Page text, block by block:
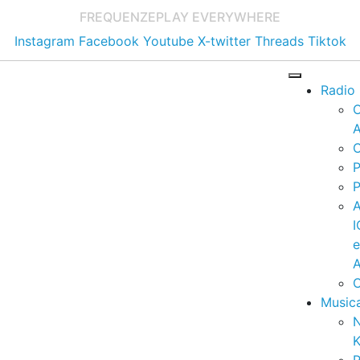
FREQUENZEPLAY EVERYWHERE
Instagram Facebook Youtube X-twitter Threads Tiktok
Radio
e